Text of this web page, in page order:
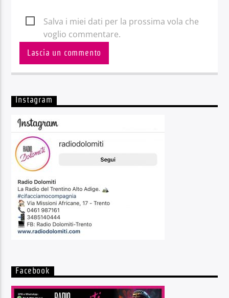
Salva i miei dati per la prossima vola che
voglio commentare.
Instagram
Facebook